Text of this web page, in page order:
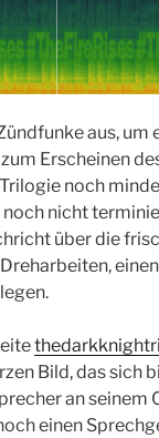
aus, um
Erscheinen
noch
noch nicht
über die
Bild, das sich
an seinem
einen